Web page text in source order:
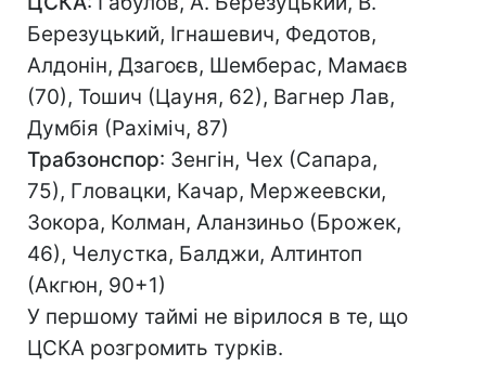
Березуцький, Ігнашевич, Федотов,
Алдонін, Дзагоєв, Шемберас, Мамаєв
(70), Тошич (Цауня, 62), Вагнер Лав,
Думбія (Рахіміч, 87)
Трабзонспор: Зенгін, Чех (Сапара,
75), Гловацки, Качар, Мержеевски,
Зокора, Колман, Аланзиньо (Брожек,
46), Челустка, Балджи, Алтинтоп
(Акгюн, 90+1)
У першому таймі не вірилося в те, що
ЦСКА розгромить турків.